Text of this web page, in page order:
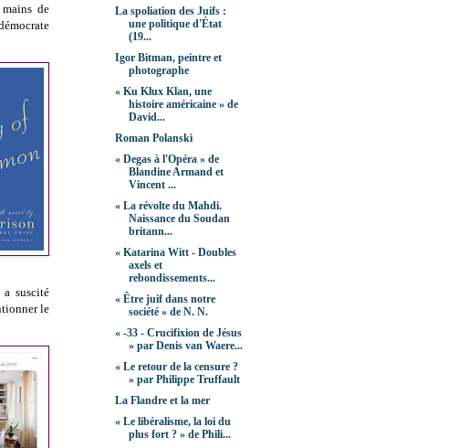
de
suscité
le
La spoliation des Juifs :
une politique d'État
(19...
Igor Bitman, peintre et
photographe
« Ku Klux Klan, une
histoire américaine » de
David...
Roman Polanski
« Degas à l'Opéra » de
Blandine Armand et
Vincent ...
« La révolte du Mahdi.
Naissance du Soudan
britann...
« Katarina Witt - Doubles
axels et
rebondissements...
« Être juif dans notre
société » de N. N.
« -33 - Crucifixion de Jésus
» par Denis van Waere...
« Le retour de la censure ?
» par Philippe Truffault
La Flandre et la mer
« Le libéralisme, la loi du
plus fort ? » de Phili...